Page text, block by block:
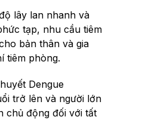
lây lan nhanh và
tạp, nhu cầu tiêm
bản thân và gia
tiêm phòng.
Dengue
trở lên và người lớn
chủ động đối với tất